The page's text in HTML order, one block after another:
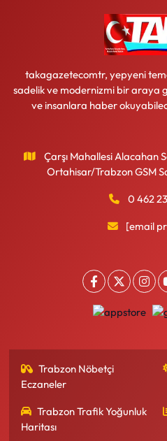
takagazetecomtr, yepyeni
sadelik ve modernizmi bir araya
ve insanlara haber
Çarşı Mahallesi Alacahan
Ortahisar/Trabzon GSM
0 462
[email
Trabzon Nöbetçi
Eczaneler
Trabzon Trafik Yoğunluk
Haritası